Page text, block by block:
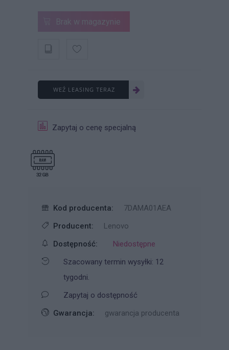
Brak w magazynie
WEŹ LEASING TERAZ
Zapytaj o cenę specjalną
Kod producenta:
7DAMA01AEA
Producent:
Lenovo
Dostępność:
Niedostępne
Szacowany termin wysyłki: 12
tygodni.
Zapytaj o dostępność
Gwarancja:
gwarancja producenta